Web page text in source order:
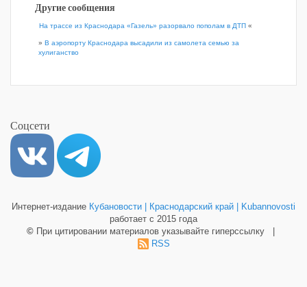
Другие сообщения
На трассе из Краснодара «Газель» разорвало пополам в ДТП «
» В аэропорту Краснодара высадили из самолета семью за
хулиганство
Соцсети
Интернет-издание Кубановости | Краснодарский край | Kubannovosti
работает с 2015 года
© При цитировании материалов указывайте гиперссылку |
RSS